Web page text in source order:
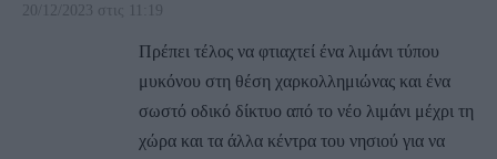
20/12/2023 στις 11:19
Πρέπει τέλος να φτιαχτεί ένα λιμάνι τύπου
μυκόνου στη θέση χαρκολλημιώνας και ένα
σωστό οδικό δίκτυο από το νέο λιμάνι μέχρι τη
χώρα και τα άλλα κέντρα του νησιού για να